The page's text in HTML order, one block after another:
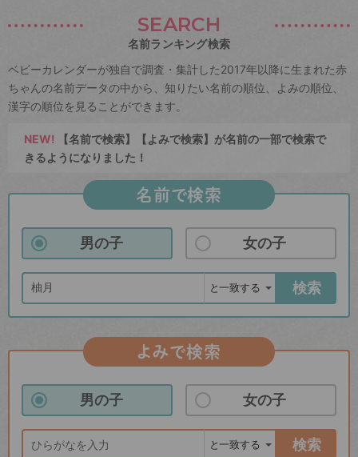
SEARCH
名前ランキング検索
ベビーカレンダーが独自で調査・集計した2017年以降に生まれた赤
ちゃんの名前データの中から、知りたい名前の順位、よみの順位、
漢字の順位を見ることができます。
NEW! 【名前で検索】【よみで検索】が名前の一部で検索で
きるようになりました！
名前で検索
男の子 女の子
検索
よみで検索
男の子 女の子
検索